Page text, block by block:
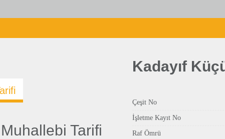
Tarifi
Kadayıf
Çeşit No
İşletme Kayıt No
Raf Ömrü